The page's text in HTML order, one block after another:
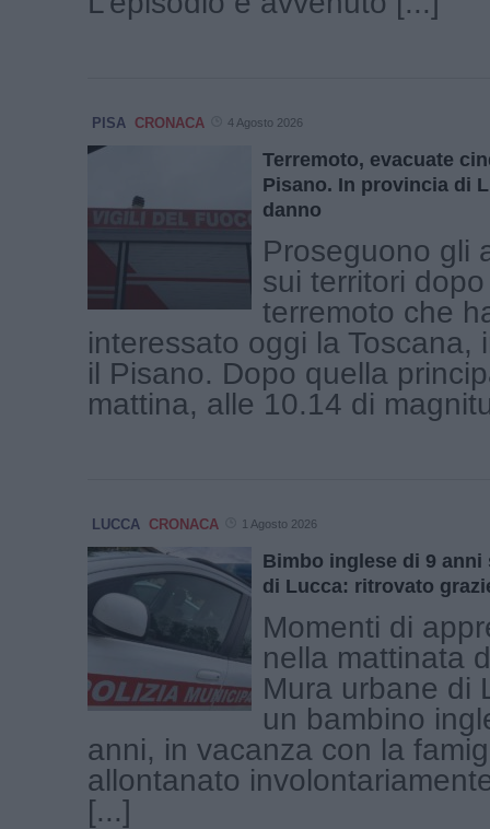
PISA CRONACA 4 Agosto 2026
Terremoto, evacuate
Pisano. In provincia di
danno
Proseguono gli
sui territori
terremoto che
interessato oggi la Toscana,
il Pisano. Dopo quella
mattina, alle 10.14 di
LUCCA CRONACA 1 Agosto 2026
Bimbo inglese di 9 anni
di Lucca: ritrovato
Momenti di
nella mattinata
Mura urbane di
un bambino
anni, in vacanza con la
allontanato
[...]